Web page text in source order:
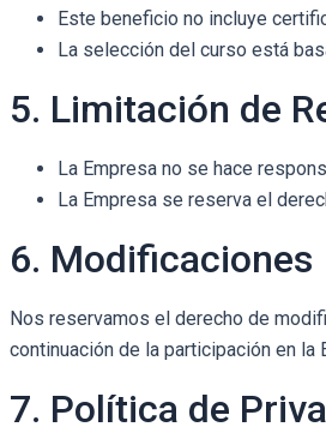
Este beneficio no incluye
La selección del curso está
5. Limitación de
La Empresa no se hace
La Empresa se reserva el
6. Modificaciones
Nos reservamos el derecho de
continuación de la participación en
7. Política de